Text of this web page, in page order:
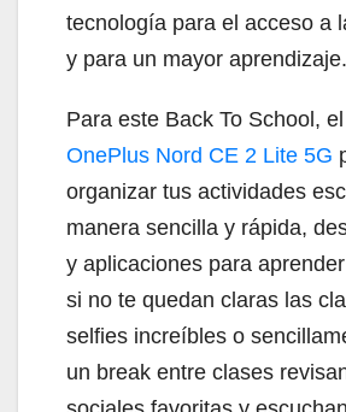
tecnología para el acceso a
y para un mayor aprendizaje.
Para este Back To School,
OnePlus Nord CE 2 Lite 5G
organizar tus actividades
manera sencilla y rápida,
y aplicaciones para
si no te quedan claras las
selfies increíbles o
un break entre clases